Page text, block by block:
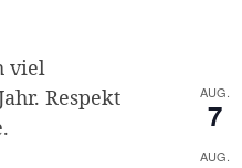
viel
Respekt
AUG.
7
AUG.